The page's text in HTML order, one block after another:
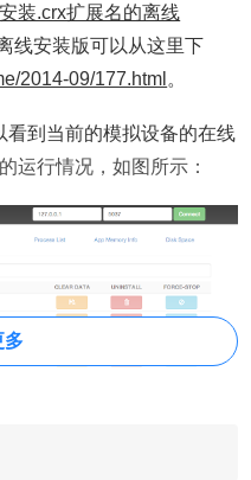
装.crx扩展名的离线
线安装版可以从这里下
2014-09/177.html 。
到当前的模拟设备的在线
运行情况，如图所示：
多